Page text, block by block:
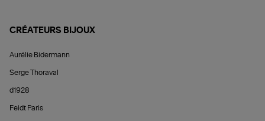
CRÉATEURS BIJOUX
Aurélie Bidermann
Serge Thoraval
d1928
Feidt Paris